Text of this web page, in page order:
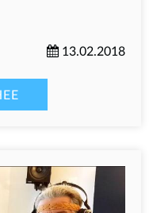
13.02.2018